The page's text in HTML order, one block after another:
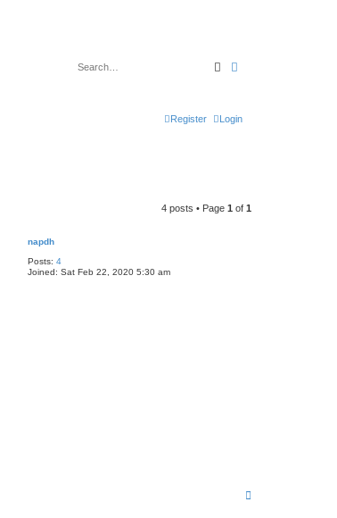
Search
Login
Register
4 posts • Page 1 of 1
napdh
Posts: 4
Joined: Sat Feb 22, 2020 5:30 am